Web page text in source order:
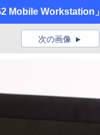
Mobile Workstation」
次の画像